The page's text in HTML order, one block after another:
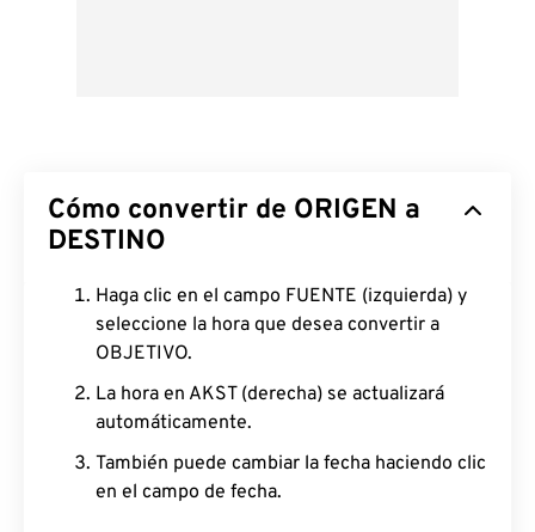
Cómo convertir de ORIGEN a
DESTINO
Haga clic en el campo FUENTE (izquierda) y
seleccione la hora que desea convertir a
OBJETIVO.
La hora en AKST (derecha) se actualizará
automáticamente.
También puede cambiar la fecha haciendo clic
en el campo de fecha.